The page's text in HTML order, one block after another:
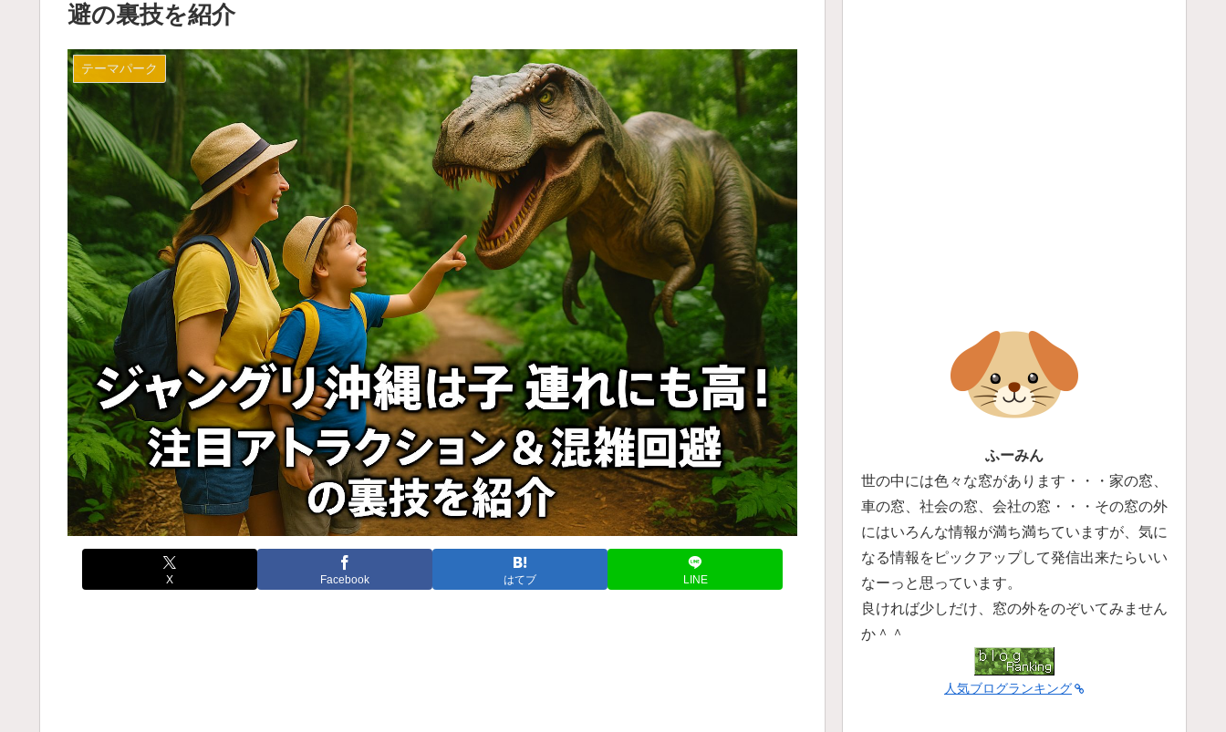
避の裏技を紹介
テーマパーク
X Facebook はてブ LINE
ふーみん
世の中には色々な窓があります・・・家の窓、
車の窓、社会の窓、会社の窓・・・その窓の外
にはいろんな情報が満ち満ちていますが、気に
なる情報をピックアップして発信出来たらいい
なーっと思っています。
良ければ少しだけ、窓の外をのぞいてみません
か＾＾
人気ブログランキング